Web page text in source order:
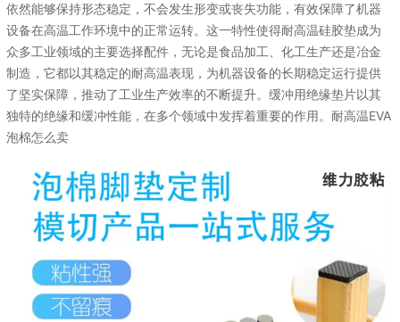
依然能够保持形态稳定，不会发生形变或丧失功能，有效保障了机器
设备在高温工作环境中的正常运转。这一特性使得耐高温硅胶垫成为
众多工业领域的主要选择配件，无论是食品加工、化工生产还是冶金
制造，它都以其稳定的耐高温表现，为机器设备的长期稳定运行提供
了坚实保障，推动了工业生产效率的不断提升。缓冲用绝缘垫片以其
独特的绝缘和缓冲性能，在多个领域中发挥着重要的作用。耐高温EVA
泡棉怎么卖